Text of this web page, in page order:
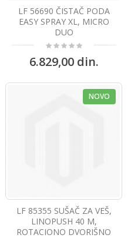
LF 56690 ČISTAČ PODA
EASY SPRAY XL, MICRO
DUO
6.829,00 din.
NOVO
LF 85355 SUŠAČ ZA VEŠ,
LINOPUSH 40 M,
ROTACIONO DVORIŠNO